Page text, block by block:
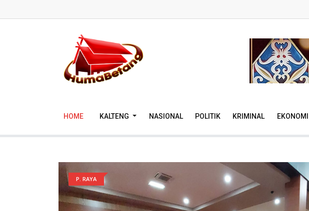
HOME KALTENG NASIONAL POLITIK KRIMINAL EKONOMI
P. RAYA